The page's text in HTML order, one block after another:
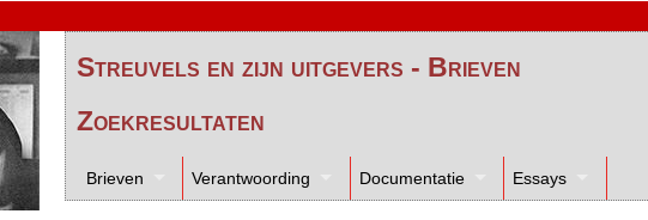
Streuvels en zijn uitgevers - Brieven
Zoekresultaten
Brieven Verantwoording Documentatie Essays